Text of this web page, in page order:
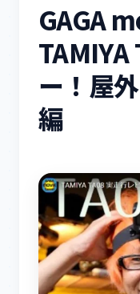
GAGA
TAMIYA
ー！屋
編